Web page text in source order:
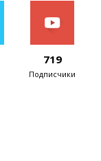
719
Подписчики